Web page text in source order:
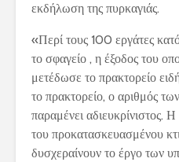
εκδήλωση της πυρκαγιάς.
«Περί τους 100 εργάτες
το σφαγείο , η έξοδος του
μετέδωσε το πρακτορείο
το πρακτορείο, ο αριθμός
παραμένει αδιευκρίνιστος.
του προκατασκευασμένου
δυσχεραίνουν το έργο των